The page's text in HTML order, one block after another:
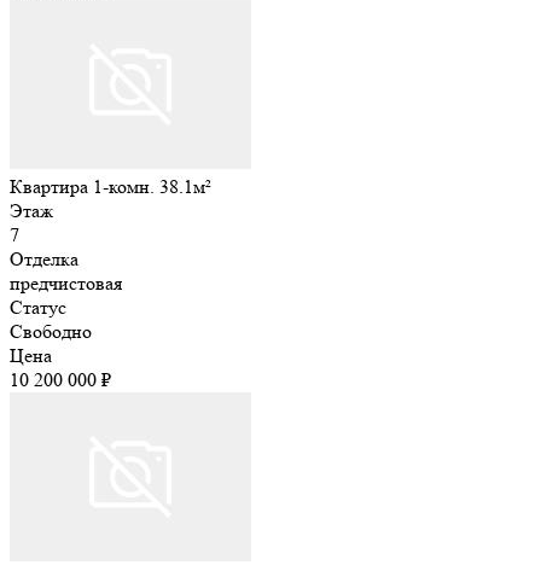
Квартира 1-комн. 38.1м²
Этаж
7
Отделка
предчистовая
Статус
Свободно
Цена
10 200 000 ₽